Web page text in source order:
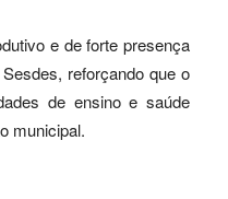
e de forte presença
reforçando que o
de ensino e saúde
municipal.